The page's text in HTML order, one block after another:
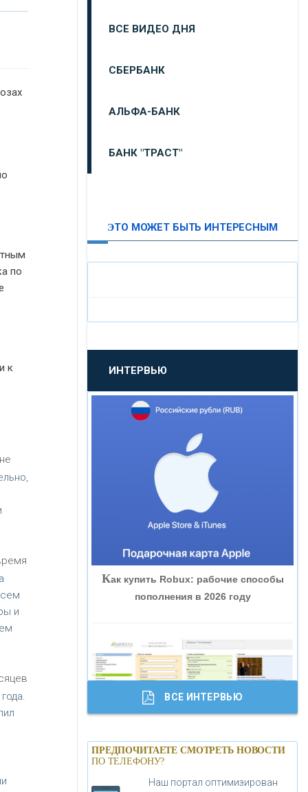
по
к
и
ВСЕ ВИДЕО ДНЯ
СБЕРБАНК
АЛЬФА-БАНК
БАНК "ТРАСТ"
«ПРОМСВЯЗЬБАНК»
«НОВИКОМБАНК»
«СМП БАНК»
«ВНЕШПРОМБАНК»
«БАНК ГЛОБЭКС»
«ТРАСТ»
«ГАЗПРОМБАНК»
«МОСКОВСКИЙ КРЕДИТНЫЙ
БАНК»
ЭТО МОЖЕТ БЫТЬ ИНТЕРЕСНЫМ
ИНТЕРВЬЮ
Как купить Robux: рабочие способы
пополнения в 2026 году
Банки.ру обновил логотип впервые за
19 лет - «Лента новостей»
ВСЕ ИНТЕРВЬЮ
ПРЕДПОЧИТАЕТЕ СМОТРЕТЬ НОВОСТИ
ПО ТЕЛЕФОНУ?
Наш портал оптимизирован